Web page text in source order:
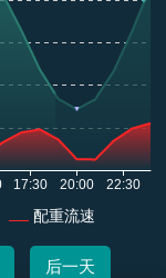
配重流速
后一天